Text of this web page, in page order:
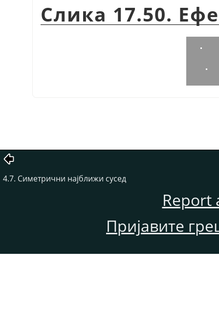
Слика 17.50.
4.7. Симетрични најближи сусед
Report
Пријавите